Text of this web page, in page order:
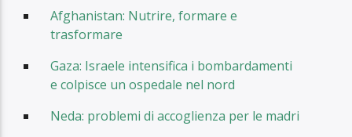
Afghanistan: Nutrire, formare e
trasformare
Gaza: Israele intensifica i bombardamenti
e colpisce un ospedale nel nord
Neda: problemi di accoglienza per le madri